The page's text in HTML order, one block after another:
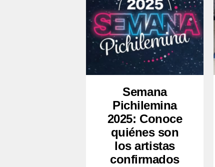
Semana
Pichilemina
2025: Conoce
quiénes son
los artistas
confirmados